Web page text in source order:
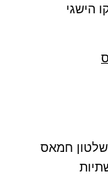
הישגי
חמאס